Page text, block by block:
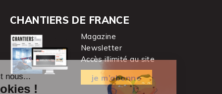
CHANTIERS DE FRANCE
Magazine
Newsletter
Accès illimité au site
je m’abonne